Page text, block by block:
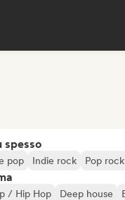
spesso
pop Indie rock Pop rock
/ Hip Hop Deep house